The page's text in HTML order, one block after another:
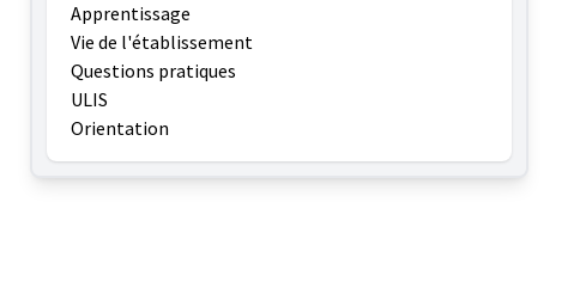
Apprentissage
Vie de l'établissement
Questions pratiques
ULIS
Orientation